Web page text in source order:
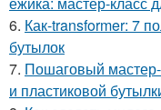
6. Как-transformer: 7
бутылок
7. Пошаговый
и пластиковой